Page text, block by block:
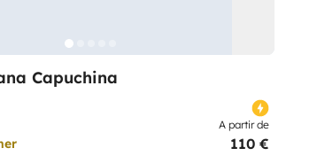
Capuchina
A partir de
110 €